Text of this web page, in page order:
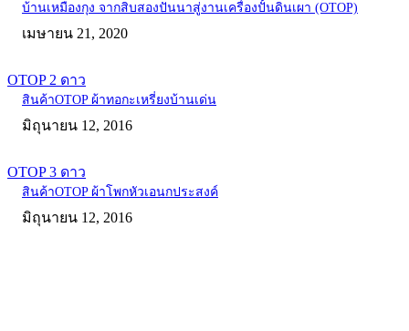
บ้านเหมืองกุง จากสิบสองปันนาสู่งานเครื่องปั้นดินเผา (OTOP)
เมษายน 21, 2020
OTOP 2 ดาว
สินค้าOTOP ผ้าทอกะเหรี่ยงบ้านเด่น
มิถุนายน 12, 2016
OTOP 3 ดาว
สินค้าOTOP ผ้าโพกหัวเอนกประสงค์
มิถุนายน 12, 2016